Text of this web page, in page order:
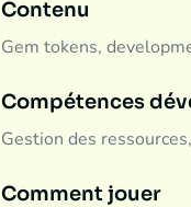
Contenu
Gem tokens,
Compétences
Gestion des
Comment jouer